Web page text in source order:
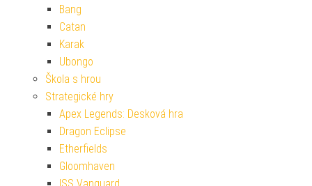
Bang
Catan
Karak
Ubongo
Škola s hrou
Strategické hry
Apex Legends: Desková hra
Dragon Eclipse
Etherfields
Gloomhaven